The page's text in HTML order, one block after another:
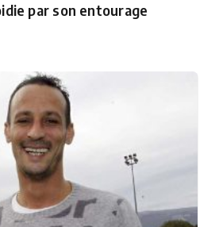
par son entourage